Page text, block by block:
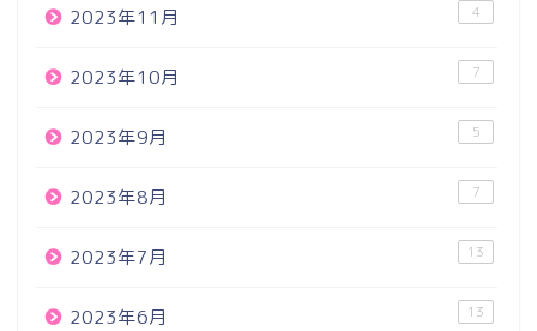
2023年11月 4
2023年10月 7
2023年9月 5
2023年8月 7
2023年7月 13
2023年6月 13